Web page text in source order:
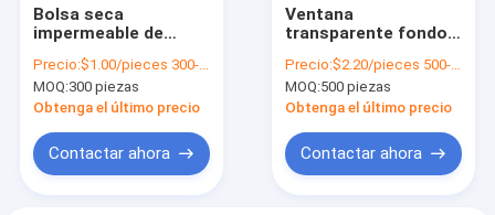
Bolsa seca
impermeable de
Bolsa impermeable
para la playa 5L/10L
Precio:$1.00/pieces 300-999 pieces
MOQ:300 piezas
Obtenga el último precio
Contactar ahora
Ventana
transparente fondo
bolsa seca clara 80g
para viajes de
aventura
Precio:$2.20/pieces 500-999 pieces
MOQ:500 piezas
Obtenga el último precio
Contactar ahora